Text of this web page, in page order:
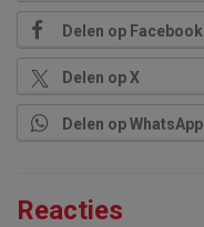
Delen op Facebook
Delen op X
Delen op WhatsApp
Reacties